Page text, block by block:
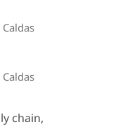
chain,